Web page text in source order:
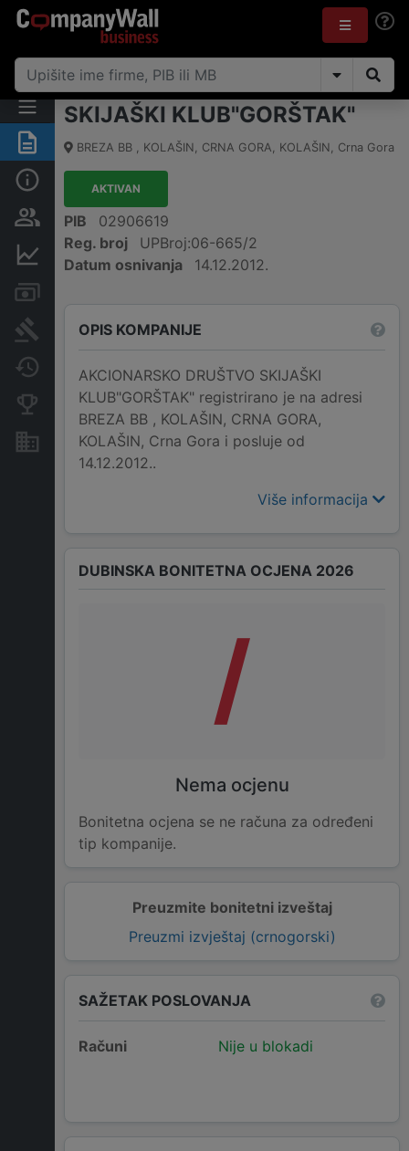
Sažetak
Osobe i vlasništvo
Finansijski podaci
Arhiva sudskih objava
Promjene
Konkurentne kompanije
Nekretnine i imovina
SKIJAŠKI KLUB"GORŠTAK"
BREZA BB , KOLAŠIN, CRNA GORA, KOLAŠIN, Crna Gora
AKTIVAN
PIB
02906619
Reg. broj
UPBroj:06-665/2
Datum osnivanja
14.12.2012.
OPIS KOMPANIJE
AKCIONARSKO DRUŠTVO SKIJAŠKI
KLUB"GORŠTAK" registrirano je na adresi
BREZA BB , KOLAŠIN, CRNA GORA,
KOLAŠIN, Crna Gora i posluje od
14.12.2012..
Više informacija
Preuzmite bonitetni izveštaj
Preuzmi izvještaj (crnogorski)
DUBINSKA BONITETNA OCJENA 2026
/
Nema ocjenu
Bonitetna ocjena se ne računa za određeni
tip kompanije.
SAŽETAK POSLOVANJA
Računi Nije u blokadi